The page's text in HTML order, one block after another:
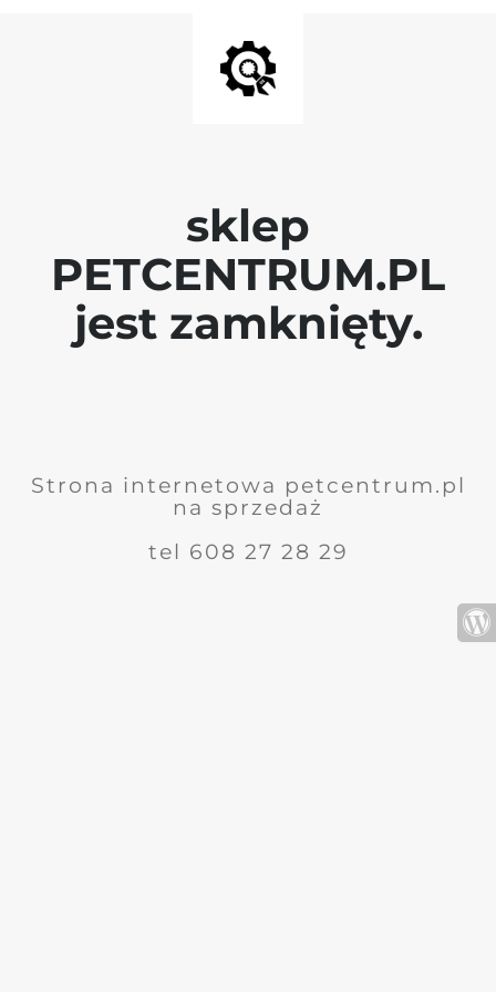
sklep
PETCENTRUM.PL
jest zamknięty.
Strona internetowa petcentrum.pl
na sprzedaż
tel 608 27 28 29